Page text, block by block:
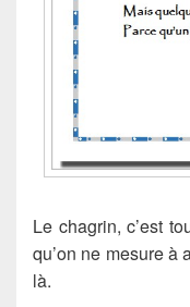
Le chagrin, c’est
qu’on ne mesure à
là.